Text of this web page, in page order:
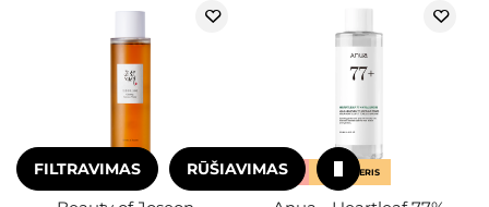
AKCIJA AKCIJA BESTSELERIS
FILTRAVIMAS RŪŠIAVIMAS